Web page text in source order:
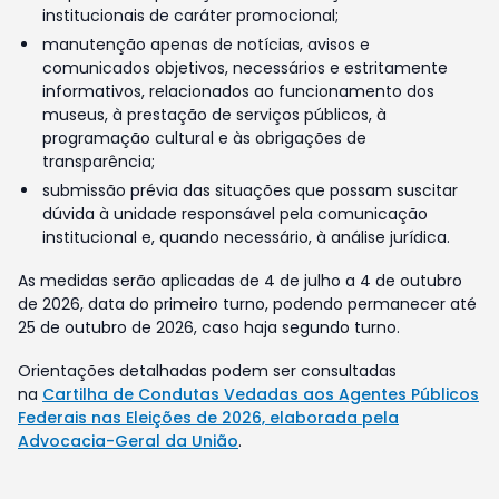
institucionais de caráter promocional;
manutenção apenas de notícias, avisos e
comunicados objetivos, necessários e estritamente
informativos, relacionados ao funcionamento dos
museus, à prestação de serviços públicos, à
programação cultural e às obrigações de
transparência;
submissão prévia das situações que possam suscitar
dúvida à unidade responsável pela comunicação
institucional e, quando necessário, à análise jurídica.
As medidas serão aplicadas de 4 de julho a 4 de outubro
de 2026, data do primeiro turno, podendo permanecer até
25 de outubro de 2026, caso haja segundo turno.
Orientações detalhadas podem ser consultadas
na Cartilha de Condutas Vedadas aos Agentes Públicos
Federais nas Eleições de 2026, elaborada pela
Advocacia-Geral da União.